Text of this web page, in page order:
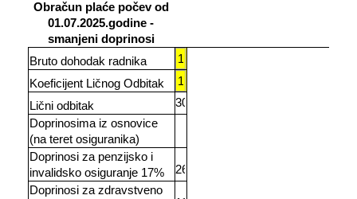
Obračun plaće počev od
01.07.2025.godine -
smanjeni doprinosi
Bruto dohodak radnika
Koeficijent Ličnog Odbitak
Lični odbitak
Doprinosima iz osnovice
(na teret osiguranika)
Doprinosi za penzijsko i
invalidsko osiguranje 17%
Doprinosi za zdravstveno